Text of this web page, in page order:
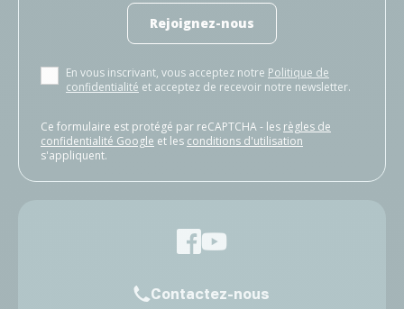
Rejoignez-nous
En vous inscrivant, vous acceptez notre Politique de
confidentialité et acceptez de recevoir notre newsletter.
Ce formulaire est protégé par reCAPTCHA - les règles de
confidentialité Google et les conditions d'utilisation
s'appliquent.
Contactez-nous